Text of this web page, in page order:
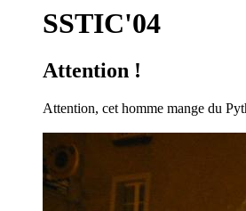
SSTIC'04
Attention !
Attention, cet homme mange du